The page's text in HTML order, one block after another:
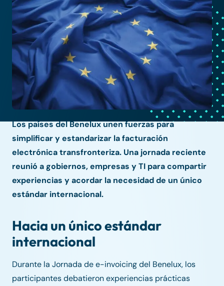
Los países del Benelux unen fuerzas para
simplificar y estandarizar la facturación
electrónica transfronteriza. Una jornada reciente
reunió a gobiernos, empresas y TI para compartir
experiencias y acordar la necesidad de un único
estándar internacional.
Hacia un único estándar
internacional
Durante la Jornada de e-invoicing del Benelux, los
participantes debatieron experiencias prácticas